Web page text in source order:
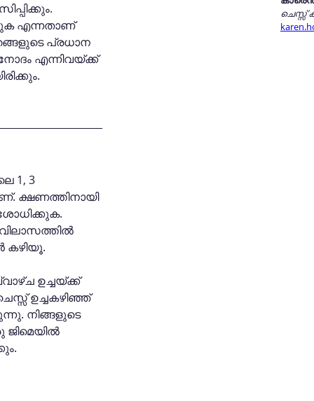
എന്നതാണ്
പ്രധാന
എന്നിവയ്ക്ക്
1, 3
ക്ഷണത്തിനായി
കഴിയൂ.
ഉച്ചയ്ക്ക്
ഉച്ചകഴിഞ്ഞ്
നിങ്ങളുടെ
ജിമെയിൽ
ചെസ്സ്